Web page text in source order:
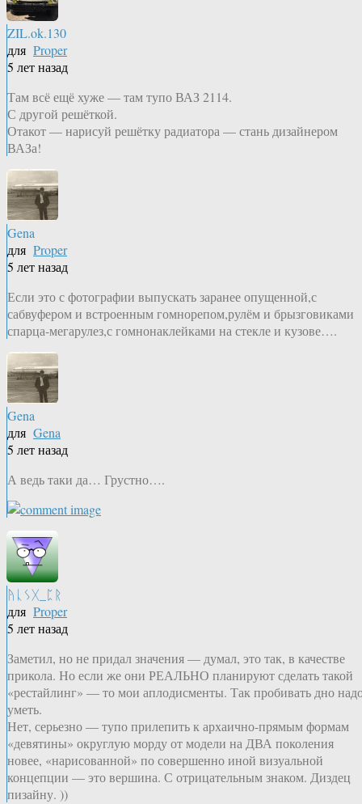
ZIL.ok.130
для Proper
5 лет назад
Там всё ещё хуже — там тупо ВАЗ 2114.
С другой решёткой.
Отакот — нарисуй решётку радиатора — стань дизайнером
ВАЗа!
Gena
для Proper
5 лет назад
Если это с фотографии выпускать заранее опущенной,с
сабвуфером и встроенным гомнорепом,рулём и брызговиками
спарца-мегарулез,с гомнонаклейками на стекле и кузове….
Gena
для Gena
5 лет назад
А ведь таки да… Грустно….
ᚤᚳᛊᚷ_ᛈᚱ
для Proper
5 лет назад
Заметил, но не придал значения — думал, это так, в качестве
прикола. Но если же они РЕАЛЬНО планируют сделать такой
«рестайлинг» — то мои аплодисменты. Так пробивать дно
уметь.
Нет, серьезно — тупо прилепить к архаично-прямым формам
«девятины» округлую морду от модели на ДВА поколения
новее, «нарисованной» по совершенно иной визуальной
концепции — это вершина. С отрицательным знаком. Диздец
пизайну. ))